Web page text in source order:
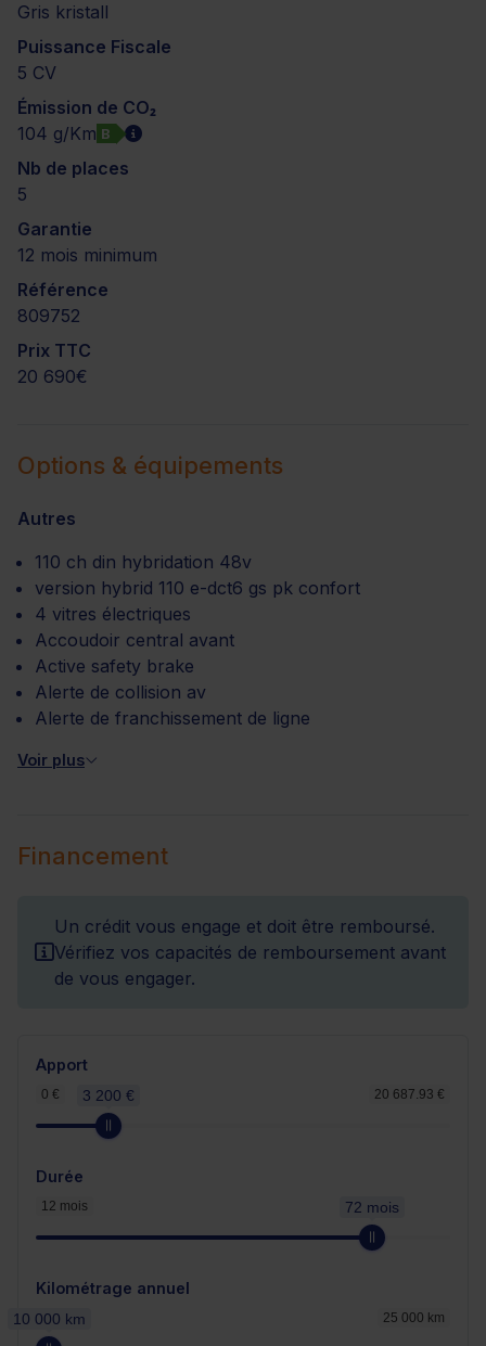
Gris kristall
Puissance Fiscale
5 CV
Émission de CO₂
104 g/Km B
Nb de places
5
Garantie
12 mois minimum
Référence
809752
Prix TTC
20 690€
Options & équipements
Autres
110 ch din hybridation 48v
version hybrid 110 e-dct6 gs pk confort
4 vitres électriques
Accoudoir central avant
Active safety brake
Alerte de collision av
Alerte de franchissement de ligne
Voir plus
Financement
Un crédit vous engage et doit être remboursé.
Vérifiez vos capacités de remboursement avant
de vous engager.
Apport
0 € 20 687.93 €
3 200 €
Durée
12 mois 72 mois
Kilométrage annuel
25 000 km
10 000 km